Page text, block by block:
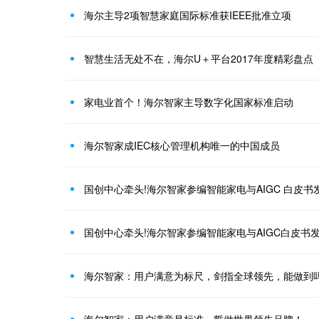
海尔主导2项智慧家庭国际标准获IEEE批准立项
智慧生活无处不在，海尔U＋平台2017年度精彩盘点
家电业首个！海尔智家主导数字化国家标准启动
海尔智家成IEC核心管理机构唯一的中国成员
国创中心牵头!海尔智家参编智能家电与AIGC 白皮书
国创中心牵头!海尔智家参编智能家电与AIGC白皮书
海尔智家：用户满意为标尺，剑指全球领先，能做到